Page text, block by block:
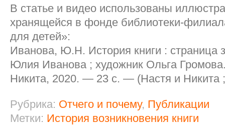
В статье и видео использованы
хранящейся в фонде библиотеки-
для детей»:
Иванова, Ю.Н. История книги : страница
Юлия Иванова ; художник Ольга
Никита, 2020. — 23 с. — (Настя и Никита
Рубрика: Отчего и почему, Публикации
Метки: История возникновения книги